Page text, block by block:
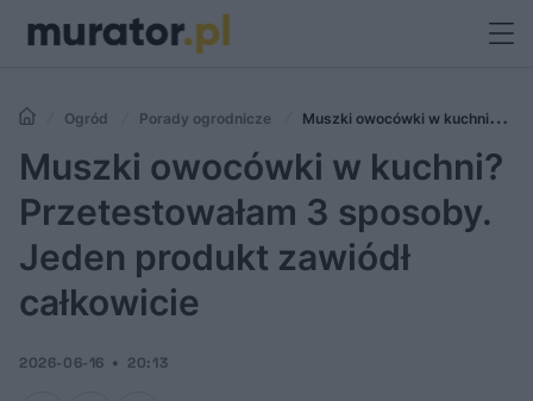
Ogród Porady ogrodnicze
Muszki owocówki w kuchni?
Przetestowałam 3 sposoby. Jeden produkt zawiódł całkowicie
Muszki owocówki w kuchni?
Przetestowałam 3 sposoby.
Jeden produkt zawiódł
całkowicie
2026-06-16 20:13